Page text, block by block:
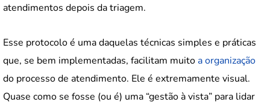
atendimentos depois da triagem.
Esse protocolo é uma daquelas técnicas simples e práticas
que, se bem implementadas, facilitam muitoa organização
do processo de atendimento. Ele é extremamente visual.
Quase como se fosse (ou é) uma “gestão à vista” para lidar